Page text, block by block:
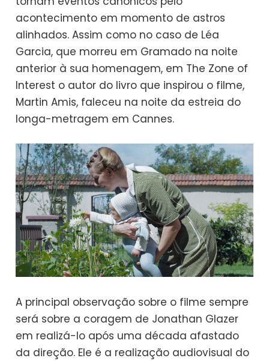
acontecimento em momento de astros
alinhados. Assim como no caso de Léa
Garcia, que morreu em Gramado na noite
anterior à sua homenagem, em The Zone of
Interest o autor do livro que inspirou o filme,
Martin Amis, faleceu na noite da estreia do
longa-metragem em Cannes.
A principal observação sobre o filme sempre
será sobre a coragem de Jonathan Glazer
em realizá-lo após uma década afastado
da direção. Ele é a realização audiovisual do